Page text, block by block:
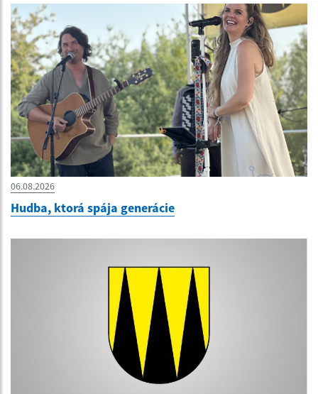
06.08.2026
Hudba, ktorá spája generácie